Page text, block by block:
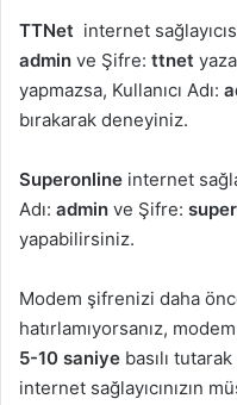
TTNet internet
admin ve Şifre: ttnet
yapmazsa, Kullanıcı Adı:
bırakarak deneyiniz.
Superonline internet
Adı: admin ve Şifre:
yapabilirsiniz.
Modem şifrenizi daha
hatırlamıyorsanız,
5-10 saniye basılı
internet sağlayıcınızın